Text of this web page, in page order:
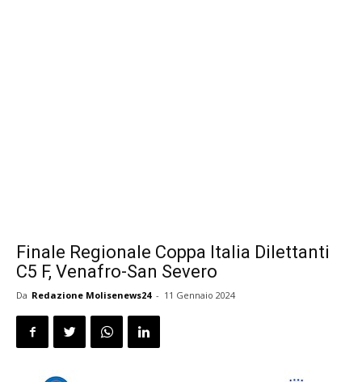
Finale Regionale Coppa Italia Dilettanti
C5 F, Venafro-San Severo
Da Redazione Molisenews24 - 11 Gennaio 2024